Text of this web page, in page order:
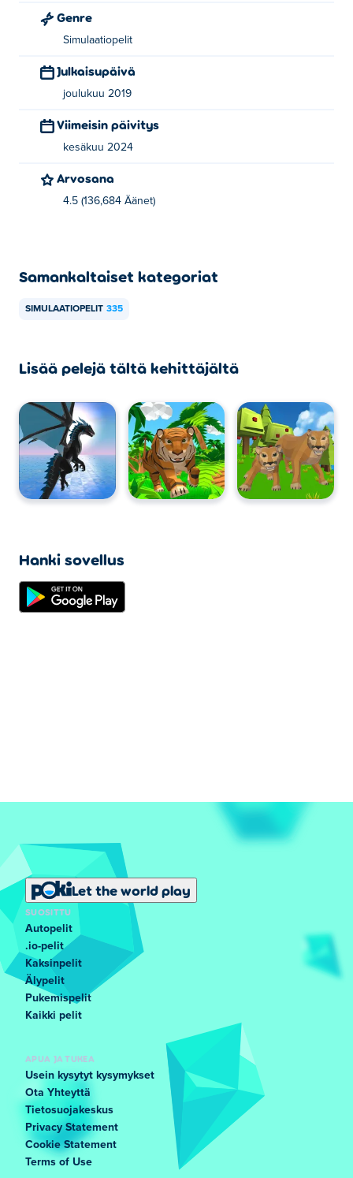
Genre
Simulaatiopelit
Julkaisupäivä
joulukuu 2019
Viimeisin päivitys
kesäkuu 2024
Arvosana
4.5 (136,684 Äänet)
Samankaltaiset kategoriat
SIMULAATIOPELIT 335
Lisää pelejä tältä kehittäjältä
Hanki sovellus
Let the world play
SUOSITTU
Autopelit
.io-pelit
Kaksinpelit
Älypelit
Pukemispelit
Kaikki pelit
APUA JA TUKEA
Usein kysytyt kysymykset
Ota Yhteyttä
Tietosuojakeskus
Privacy Statement
Cookie Statement
Terms of Use